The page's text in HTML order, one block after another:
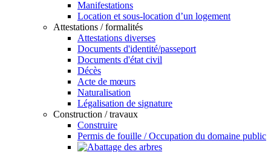
Manifestations
Location et sous-location d’un logement
Attestations / formalités
Attestations diverses
Documents d'identité/passeport
Documents d'état civil
Décès
Acte de mœurs
Naturalisation
Légalisation de signature
Construction / travaux
Construire
Permis de fouille / Occupation du domaine public